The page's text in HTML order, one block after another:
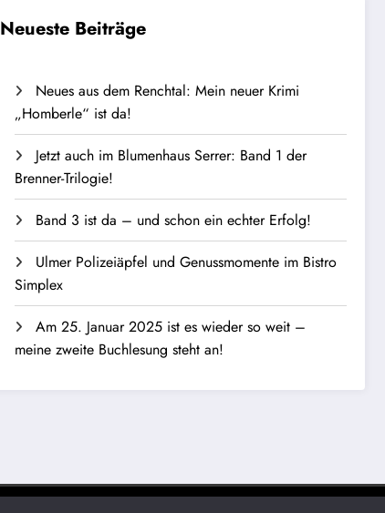
Neueste Beiträge
Neues aus dem Renchtal: Mein neuer Krimi
„Homberle“ ist da!
Jetzt auch im Blumenhaus Serrer: Band 1 der
Brenner-Trilogie!
Band 3 ist da – und schon ein echter Erfolg!
Ulmer Polizeiäpfel und Genussmomente im Bistro
Simplex
Am 25. Januar 2025 ist es wieder so weit –
meine zweite Buchlesung steht an!